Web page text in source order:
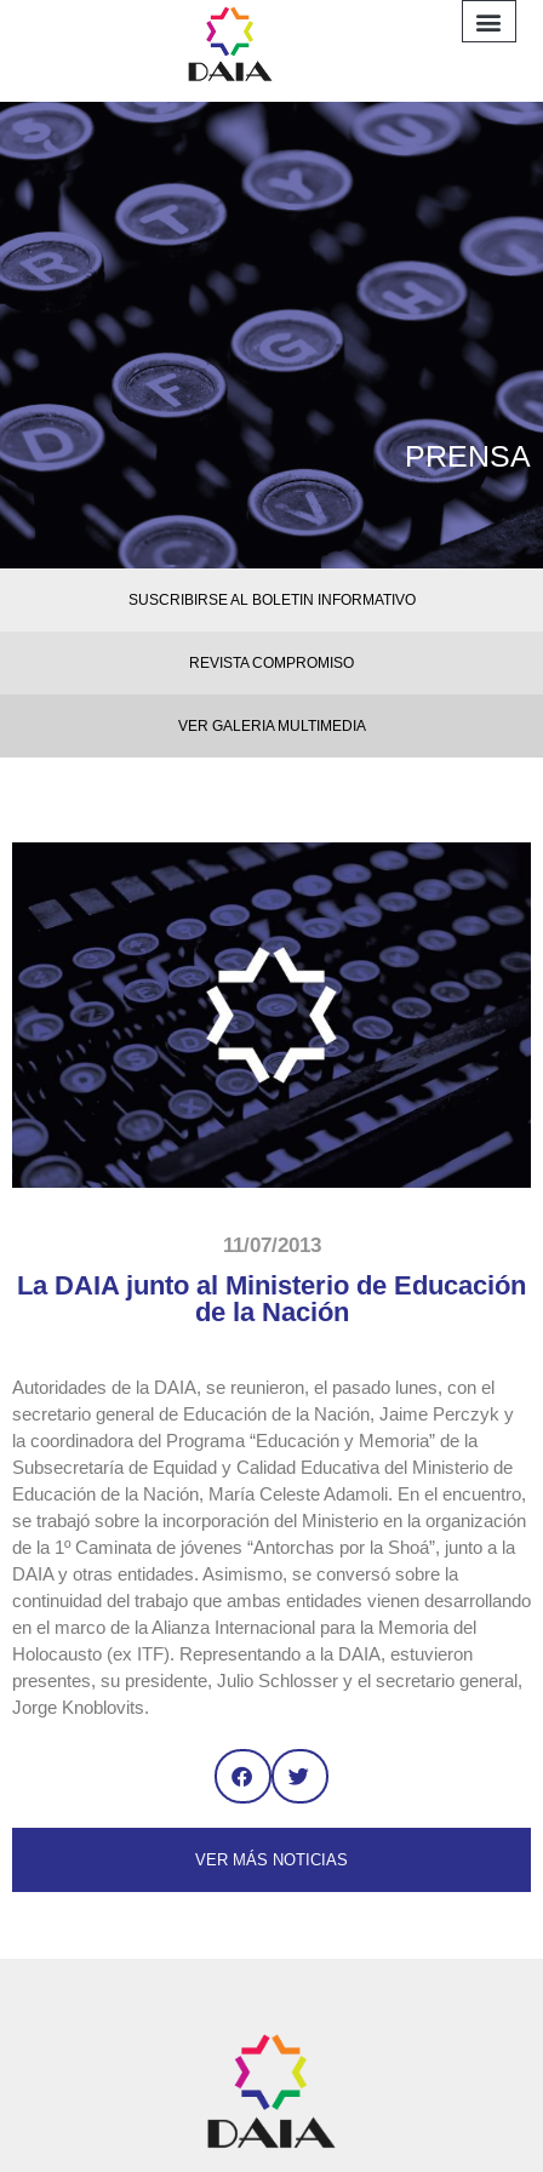
PRENSA
SUSCRIBIRSE AL BOLETIN INFORMATIVO
REVISTA COMPROMISO
VER GALERIA MULTIMEDIA
11/07/2013
La DAIA junto al Ministerio de Educación
de la Nación
Autoridades de la DAIA, se reunieron, el pasado lunes, con el
secretario general de Educación de la Nación, Jaime Perczyk y
la coordinadora del Programa “Educación y Memoria” de la
Subsecretaría de Equidad y Calidad Educativa del Ministerio de
Educación de la Nación, María Celeste Adamoli. En el encuentro,
se trabajó sobre la incorporación del Ministerio en la organización
de la 1º Caminata de jóvenes “Antorchas por la Shoá”, junto a la
DAIA y otras entidades. Asimismo, se conversó sobre la
continuidad del trabajo que ambas entidades vienen desarrollando
en el marco de la Alianza Internacional para la Memoria del
Holocausto (ex ITF). Representando a la DAIA, estuvieron
presentes, su presidente, Julio Schlosser y el secretario general,
Jorge Knoblovits.
VER MÁS NOTICIAS